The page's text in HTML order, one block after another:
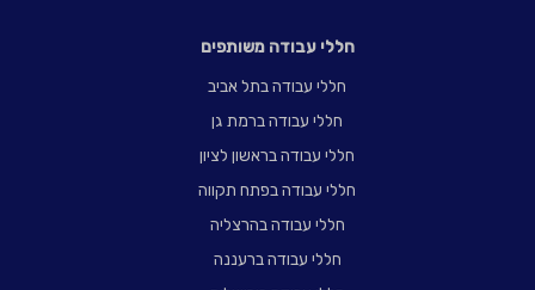
חללי עבודה משותפים
חללי עבודה בתל אביב
חללי עבודה ברמת גן
חללי עבודה בראשון לציון
חללי עבודה בפתח תקווה
חללי עבודה בהרצליה
חללי עבודה ברעננה